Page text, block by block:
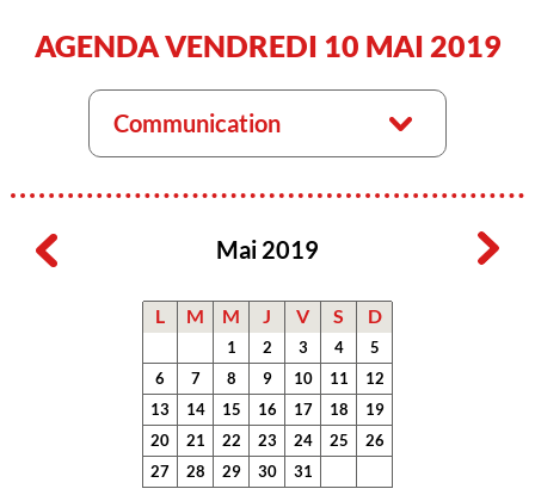
AGENDA VENDREDI 10 MAI 2019
Communication
Mai 2019
L M M J V S D
1 2 3 4
5
6
7 8 9 10 11
12
13
14 15 16 17 18
19
20
21 22 23 24 25
26
27
28 29 30 31